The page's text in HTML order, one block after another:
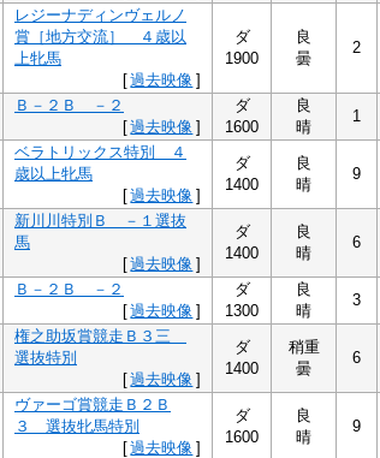
レジーナディンヴェルノ
賞［地方交流］ ４歳以
上牝馬
[過去映像 ]
ダ
1900
良
曇
2
Ｂ－２Ｂ －２
[過去映像 ]
ダ
1600
良
晴
1
ベラトリックス特別 ４
歳以上牝馬
[過去映像 ]
ダ
1400
良
晴
9
新川川特別Ｂ －１選抜
馬
[過去映像 ]
ダ
1400
良
晴
6
Ｂ－２Ｂ －２
[過去映像 ]
ダ
1300
良
晴
3
権之助坂賞競走Ｂ３三
選抜特別
[過去映像 ]
ダ
1400
稍重
曇
6
ヴァーゴ賞競走Ｂ２Ｂ
３ 選抜牝馬特別
[過去映像 ]
ダ
1600
良
晴
9